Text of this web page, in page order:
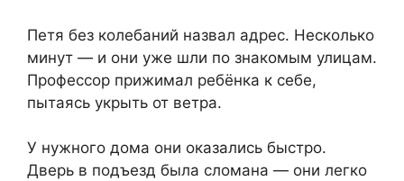
Петя без колебаний назвал адрес. Несколько
минут — и они уже шли по знакомым улицам.
Профессор прижимал ребёнка к себе,
пытаясь укрыть от ветра.
У нужного дома они оказались быстро.
Дверь в подъезд была сломана — они легко